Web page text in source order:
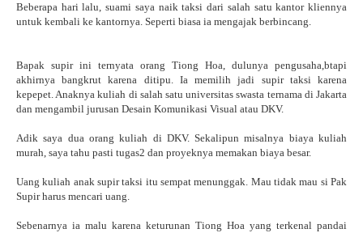
Beberapa hari lalu, suami saya naik taksi dari salah satu kantor kliennya
untuk kembali ke kantornya. Seperti biasa ia mengajak berbincang.
Bapak supir ini ternyata orang Tiong Hoa, dulunya pengusaha,btapi
akhirnya bangkrut karena ditipu. Ia memilih jadi supir taksi karena
kepepet. Anaknya kuliah di salah satu universitas swasta ternama di Jakarta
dan mengambil jurusan Desain Komunikasi Visual atau DKV.
Adik saya dua orang kuliah di DKV. Sekalipun misalnya biaya kuliah
murah, saya tahu pasti tugas2 dan proyeknya memakan biaya besar.
Uang kuliah anak supir taksi itu sempat menunggak. Mau tidak mau si Pak
Supir harus mencari uang.
Sebenarnya ia malu karena keturunan Tiong Hoa yang terkenal pandai